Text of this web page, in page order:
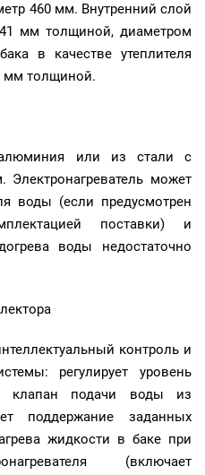
460 мм. Внутренний слой
мм толщиной, диаметром
в качестве утеплителя
мм толщиной.
или из стали с
Электронагреватель может
воды (если предусмотрен
поставки) и
воды недостаточно
контроль и
регулирует уровень
клапан подачи воды из
поддержание заданных
жидкости в баке при
(включает